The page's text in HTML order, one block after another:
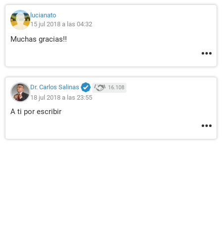
lucianato
15 jul 2018 a las 04:32
Muchas gracias!!
Dr. Carlos Salinas 16.108
18 jul 2018 a las 23:55
A ti por escribir